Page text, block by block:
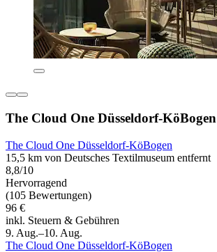
The Cloud One Düsseldorf-KöBogen
The Cloud One Düsseldorf-KöBogen
15,5 km von Deutsches Textilmuseum entfernt
8,8/10
Hervorragend
(105 Bewertungen)
96 €
inkl. Steuern & Gebühren
9. Aug.–10. Aug.
The Cloud One Düsseldorf-KöBogen